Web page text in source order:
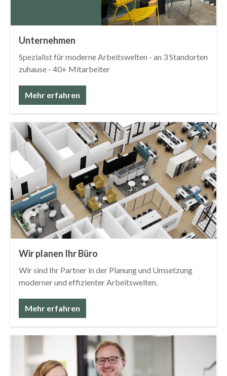
Unternehmen
Spezialist für moderne Arbeitswelten - an 3 Standorten
zuhause - 40+ Mitarbeiter
Mehr erfahren
Wir planen Ihr Büro
Wir sind Ihr Partner in der Planung und Umsetzung
moderner und effizienter Arbeitswelten.
Mehr erfahren